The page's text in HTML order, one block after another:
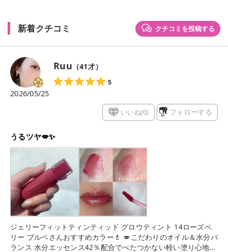
新着クチコミ クチコミを投稿する
Ruu （41才）
5
2026/05/25
いいね(0) フォローする
うるツヤ💋✨
ジェリーフィットティンティッド グロウティント 14ローズベ
リー ブルベさんおすすめカラー💄 💋こだわりのオイル＆水分バ
ランス 水分エッセンス42％配合でべたつかない軽い塗り心地